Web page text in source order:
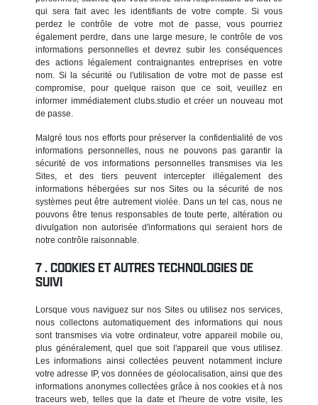
qui sera fait avec les identifiants de votre compte. Si vous
perdez le contrôle de votre mot de passe, vous pourriez
également perdre, dans une large mesure, le contrôle de vos
informations personnelles et devrez subir les conséquences
des actions légalement contraignantes entreprises en votre
nom. Si la sécurité ou l'utilisation de votre mot de passe est
compromise, pour quelque raison que ce soit, veuillez en
informer immédiatement clubs.studio et créer un nouveau mot
de passe.
Malgré tous nos efforts pour préserver la confidentialité de vos
informations personnelles, nous ne pouvons pas garantir la
sécurité de vos informations personnelles transmises via les
Sites, et des tiers peuvent intercepter illégalement des
informations hébergées sur nos Sites ou la sécurité de nos
systèmes peut être autrement violée. Dans un tel cas, nous ne
pouvons être tenus responsables de toute perte, altération ou
divulgation non autorisée d'informations qui seraient hors de
notre contrôle raisonnable.
COOKIES ET AUTRES TECHNOLOGIES DE
SUIVI
Lorsque vous naviguez sur nos Sites ou utilisez nos services,
nous collectons automatiquement des informations qui nous
sont transmises via votre ordinateur, votre appareil mobile ou,
plus généralement, quel que soit l'appareil que vous utilisez.
Les informations ainsi collectées peuvent notamment inclure
votre adresse IP, vos données de géolocalisation, ainsi que des
informations anonymes collectées grâce à nos cookies et à nos
traceurs web, telles que la date et l'heure de votre visite, les